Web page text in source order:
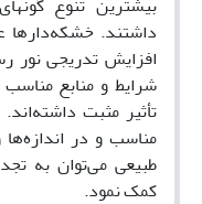
داشتند. خشکه‌دارها
افزایش تدریجی
شرایط و منابع
تأثیر مثبت
مناسب و در
طبیعی می‌توان به
کمک نمود.